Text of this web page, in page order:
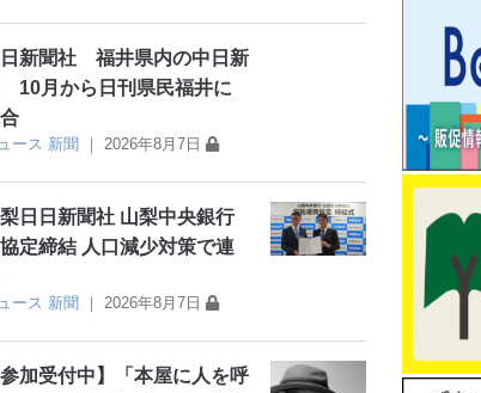
新聞社 福井県内の中日新
10月から日刊県民福井に
ース 新聞 ｜ 2026年8月7日
日日新聞社 山梨中央銀行
定締結 人口減少対策で連
ース 新聞 ｜ 2026年8月7日
参加受付中】「本屋に人を呼